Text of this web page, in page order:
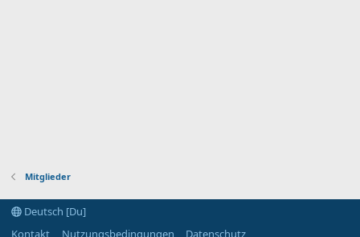
Mitglieder
Deutsch [Du]
Kontakt
Nutzungsbedingungen Datenschutz